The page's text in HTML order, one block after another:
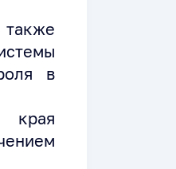
в
края